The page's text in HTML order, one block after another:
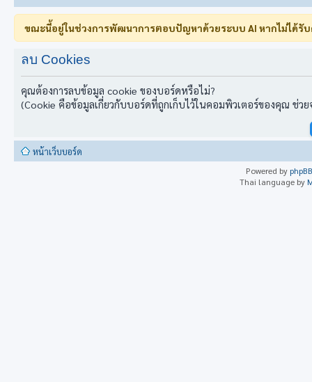
ขณะนี้อยู่ในช่วงการพัฒนาการตอบปัญหาด้วยระบบ AI หากไม่ได้รั
ลบ Cookies
คุณต้องการลบข้อมูล cookie ของบอร์ดหรือไม่?
(Cookie คือข้อมูลเกี่ยวกับบอร์ดที่ถูกเก็บไว้ในคอมพิวเตอร์ของคุณ ช่ว
หน้าเว็บบอร์ด
Powered by phpBB
Thai language by